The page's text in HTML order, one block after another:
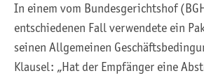
In einem vom Bundesgerichtshof
entschiedenen Fall verwendete ein
seinen Allgemeinen
Klausel: „Hat der Empfänger eine